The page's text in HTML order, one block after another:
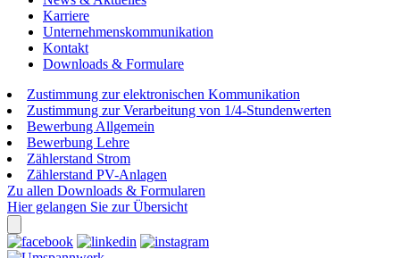
Karriere
Unternehmenskommunikation
Kontakt
Downloads & Formulare
Zustimmung zur elektronischen Kommunikation
Zustimmung zur Verarbeitung von 1/4-Stundenwerten
Bewerbung Allgemein
Bewerbung Lehre
Zählerstand Strom
Zählerstand PV-Anlagen
Zu allen Downloads & Formularen
Hier gelangen Sie zur Übersicht